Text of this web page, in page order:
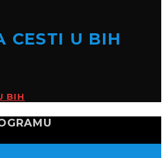
CESTI U BIH
BIH